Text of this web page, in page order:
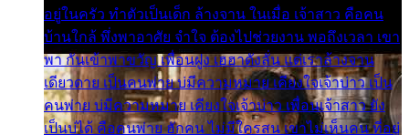
อยู่ในครัว ทำตัวเป็นเด็ก ล้างจาน ในเมื่อ เจ้าสาว คือคน
บ้านใกล้ พึ่งพาอาศัย จำใจ ต้องไปช่วยงาน พอถึงเวลา เขา
พา กันเข้าพาขวัญ เพื่อนฝูง เฮฮาดังลั่น แต่เราล้างจาน
เดียวดาย เป็นคนพ่าย บ่มีความหมาย เคียงใจเจ้าบ่าว เป็น
คนพ่าย บ่มีความหมาย เคียงใจเจ้าบ่าว เพื่อนเจ้าสาว ยัง
เป็นบ่ได้ คือคนพ่าย ฮักคน ไม่มีใครสน เขาไม่เห็นคน ที่อยู่